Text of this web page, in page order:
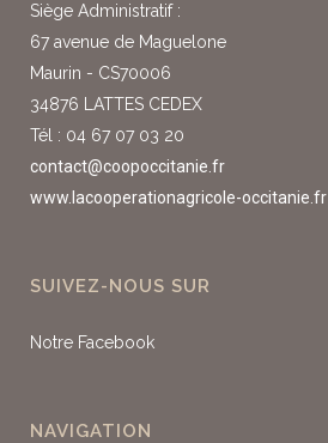
Siège Administratif :
67 avenue de Maguelone
Maurin - CS70006
34876 LATTES CEDEX
Tél : 04 67 07 03 20
contact@coopoccitanie.fr
www.lacooperationagricole-occitanie.fr
SUIVEZ-NOUS SUR
Notre Facebook
NAVIGATION